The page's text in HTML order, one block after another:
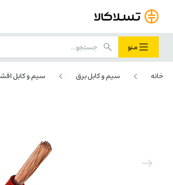
منو
خانه سیم و کابل برق سیم و کابل